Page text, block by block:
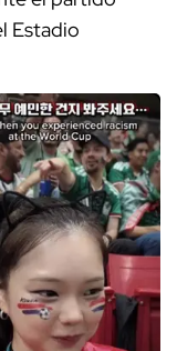
Estadio